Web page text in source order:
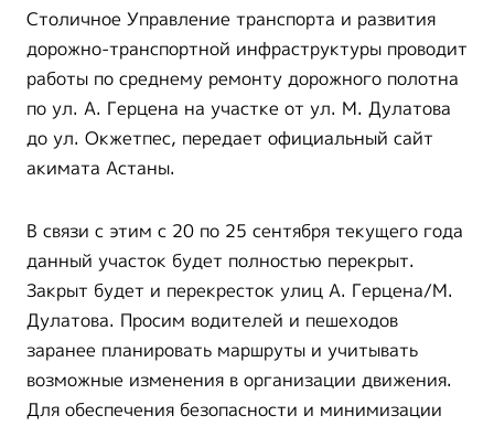
Столичное Управление транспорта и развития
дорожно-транспортной инфраструктуры проводит
работы по среднему ремонту дорожного полотна
по ул. А. Герцена на участке от ул. М. Дулатова
до ул. Окжетпес, передает официальный сайт
акимата Астаны.
В связи с этим с 20 по 25 сентября текущего года
данный участок будет полностью перекрыт.
Закрыт будет и перекресток улиц А. Герцена/М.
Дулатова. Просим водителей и пешеходов
заранее планировать маршруты и учитывать
возможные изменения в организации движения.
Для обеспечения безопасности и минимизации